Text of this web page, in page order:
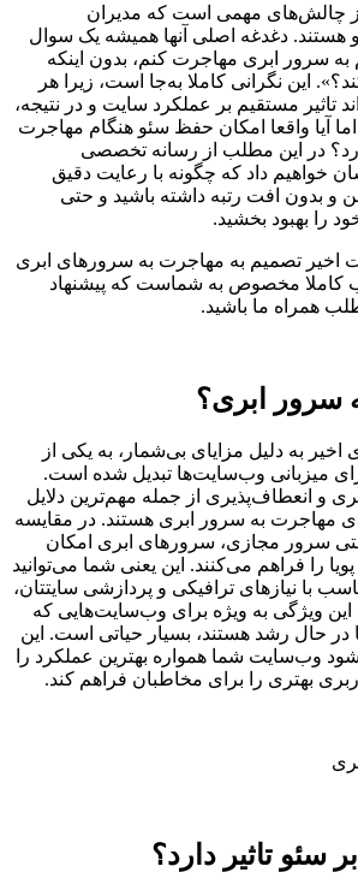
چالش‌های مهمی است که مدیران
هستند. دغدغه اصلی آنها همیشه یک سوال
سرور ابری مهاجرت کنم، بدون اینکه
این نگرانی کاملا به‌جا است، زیرا هر
تاثیر مستقیم بر عملکرد سایت و در نتیجه،
آیا واقعا امکان حفظ سئو هنگام مهاجرت
در این مطلب از رسانه تخصصی
خواهیم داد که چگونه با رعایت دقیق
و بدون افت رتبه داشته باشید و حتی
را بهبود بخشید.
اخیر تصمیم به مهاجرت به سرورهای ابری
کاملا مخصوص به شماست که پیشنهاد
همراه ما باشید.
سرور ابری؟
به دلیل مزایای بی‌شمار، به یکی از
میزبانی وب‌سایت‌ها تبدیل شده است.
و انعطاف‌پذیری از جمله مهم‌ترین دلایل
مهاجرت به سرور ابری هستند. در مقایسه
سرور مجازی، سرورهای ابری امکان
را فراهم می‌کنند. این یعنی شما می‌توانید
با نیازهای ترافیکی و پردازشی سایتتان،
این ویژگی به ویژه برای وب‌سایت‌هایی که
در حال رشد هستند، بسیار حیاتی است. این
وب‌سایت شما همواره بهترین عملکرد را
بهتری را برای مخاطبان فراهم کند.
سئو تاثیر دارد؟